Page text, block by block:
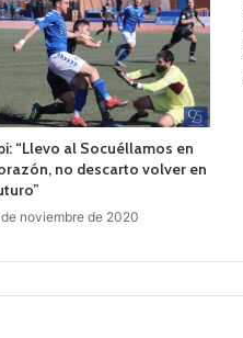
“Llevo al Socuéllamos en
no descarto volver en
noviembre de 2020